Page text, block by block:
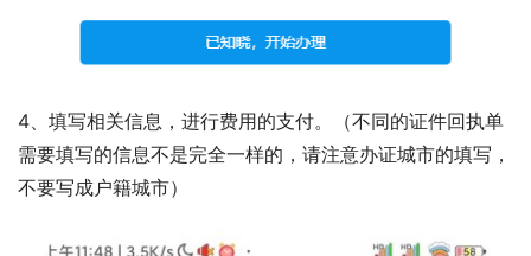
4、填写相关信息，进行费用的支付。（不同的证件回执单
需要填写的信息不是完全一样的，请注意办证城市的填写，
不要写成户籍城市）